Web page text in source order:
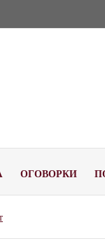
ОГОВОРКИ